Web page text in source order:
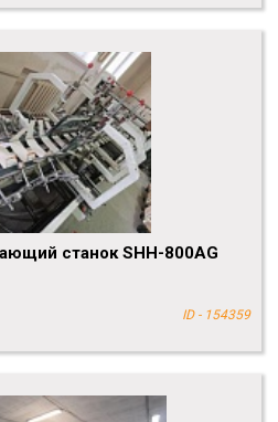
станок SHH-800AG
ID - 154359